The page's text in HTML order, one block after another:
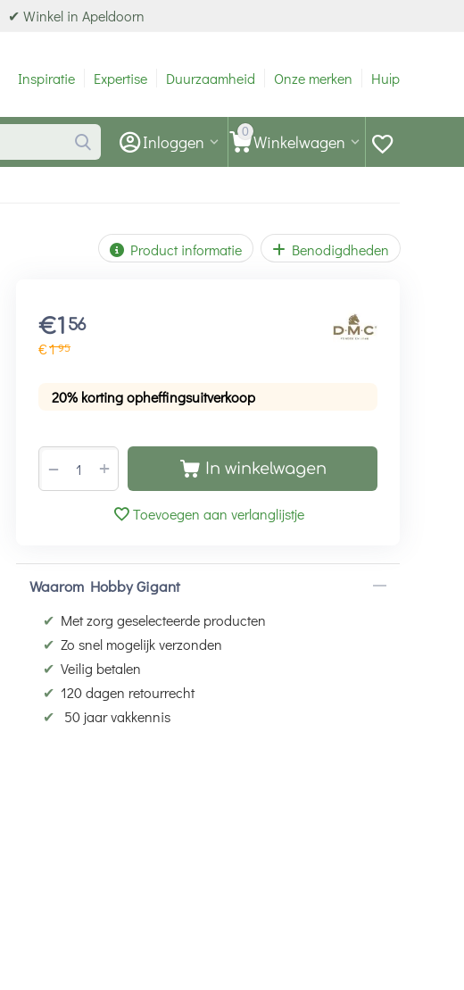
✔ Winkel in Apeldoorn
Inspiratie Expertise Duurzaamheid Onze merken Hulp
0 Winkelwagen
Inloggen
Product informatie Benodigdheden
€1 56
€195
20% korting opheffingsuitverkoop
+
− In winkelwagen
Toevoegen aan verlanglijstje
Waarom Hobby Gigant
✔ Met zorg geselecteerde producten
✔ Zo snel mogelijk verzonden
✔ Veilig betalen
✔ 120 dagen retourrecht
✔
50 jaar vakkennis